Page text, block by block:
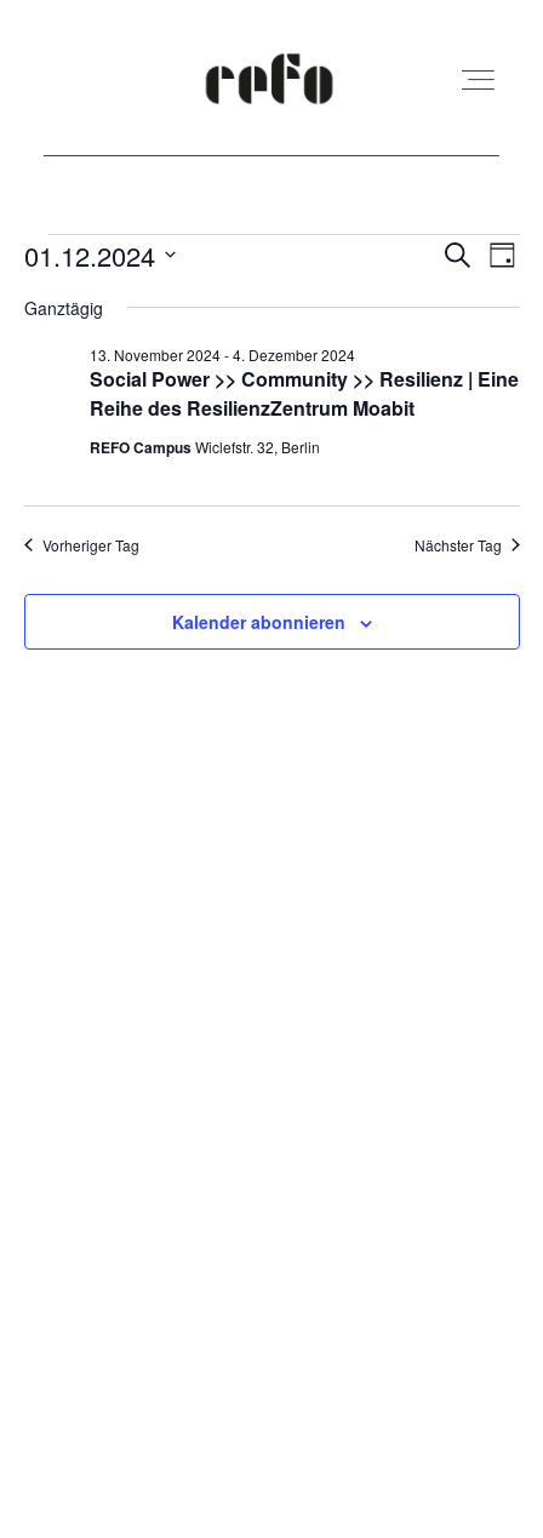
REFO Moabit
Terminkalender
Kita
Veranstaltungen
für
Dezember
2024
Suche
SucheTag
01.12.2024
Ganztägig
Social Power >> Community >> Resilienz | Eine
Reihe des ResilienzZentrum Moabit
13. November 2024-4. Dezember 2024
REFO CampusWiclefstr. 32, Berlin
Vorheriger Tag Nächster Tag
Kalender abonnieren